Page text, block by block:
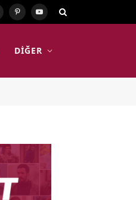
PinterestYouTube
DIĞER